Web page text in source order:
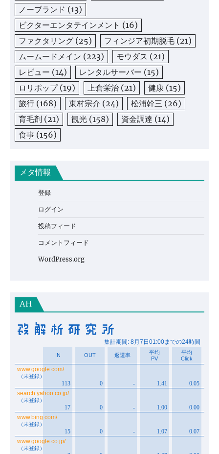
ノーブランド (13)
ビクターエンタテインメント (16)
ファクタリング (25) フィンジア初期脱毛 (21)
ムームードメイン (223) モウダス (21)
レビュー (14) レンタルサーバー (15)
ロリポップ(19) 上倉栄治 (21) 健康 (15)
旅行 (168) 東村宗介 (24) 松浦幹三 (26)
育毛剤 (21) 観光 (158) 資金調達 (14)
食事 (156)
メタ情報
登録
ログイン
投稿フィード
コメントフィード
WordPress.org
AH